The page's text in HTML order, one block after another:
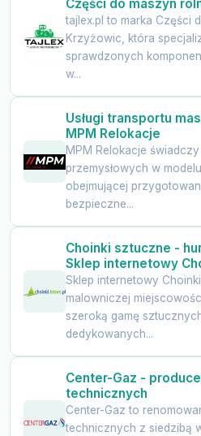
Części do maszyn
tajlex.pl to marka Części
Krzyżowic, która
sprawdzonych
w...
Usługi transportu
MPM Relokacje
MPM Relokacje
przemysłowych w
obejmującej
bezpieczne...
Choinki sztuczne -
Sklep internetowy
Sklep internetowy
malowniczej
szeroką gamę
dedykowanych...
Center-Gaz -
technicznych
Center-Gaz to
technicznych z siedzibą